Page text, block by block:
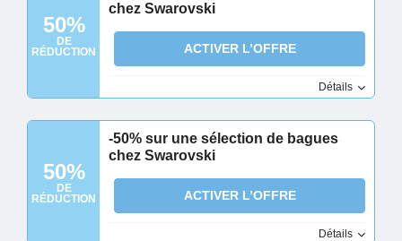
50%
DE
RÉDUCTION
chez Swarovski
ACTIVER L’OFFRE
Détails
50%
DE
RÉDUCTION
-50% sur une sélection de bagues
chez Swarovski
ACTIVER L’OFFRE
Détails